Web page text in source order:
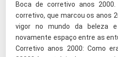
Boca de corretivo anos
corretivo, que marcou os anos
vigor no mundo da beleza
novamente espaço entre as
Corretivo anos 2000: Como